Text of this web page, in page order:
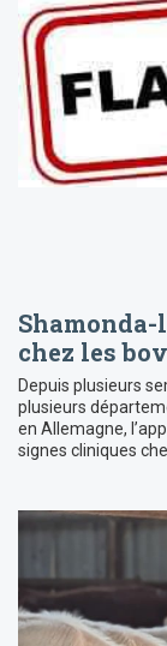
chez les
Depuis plusieurs
plusieurs
en Allemagne,
signes cliniques